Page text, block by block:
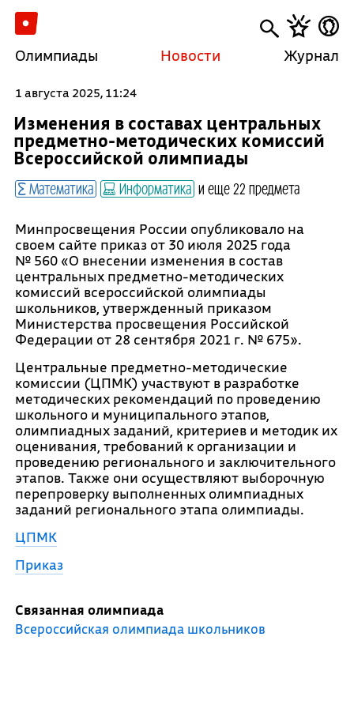
Олимпиады Новости Журнал
1 августа 2025, 11:24
Изменения в составах центральных
предметно-методических комиссий
Всероссийской олимпиады
Математика Информатика и еще 22 предмета
Минпросвещения России опубликовало на
своем сайте приказ от 30 июля 2025 года
№ 560 «О внесении изменения в состав
центральных предметно-методических
комиссий всероссийской олимпиады
школьников, утвержденный приказом
Министерства просвещения Российской
Федерации от 28 сентября 2021 г. № 675».
Центральные предметно-методические
комиссии (ЦПМК) участвуют в разработке
методических рекомендаций по проведению
школьного и муниципального этапов,
олимпиадных заданий, критериев и методик их
оценивания, требований к организации и
проведению регионального и заключительного
этапов. Также они осуществляют выборочную
перепроверку выполненных олимпиадных
заданий регионального этапа олимпиады.
ЦПМК
Приказ
Связанная олимпиада
Всероссийская олимпиада школьников